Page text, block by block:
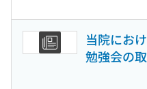
当院にお
勉強会の